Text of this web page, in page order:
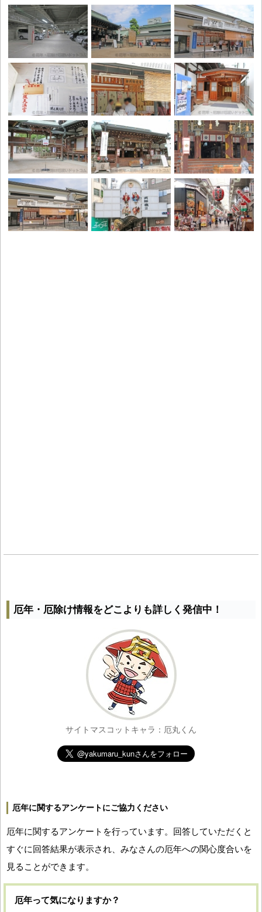
厄年・厄除け情報をどこよりも詳しく発信中！
サイトマスコットキャラ：厄丸くん
厄年に関するアンケートにご協力ください
厄年に関するアンケートを行っています。回答していただくと
すぐに回答結果が表示され、みなさんの厄年への関心度合いを
見ることができます。
厄年って気になりますか？